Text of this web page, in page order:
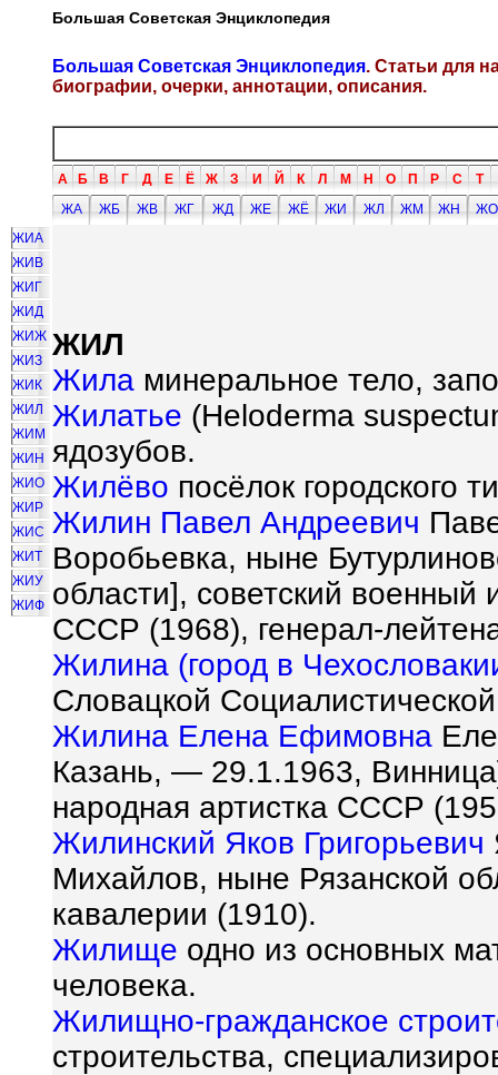
Большая Советская Энциклопедия
Большая Советская Энциклопедия. Статьи для
биографии, очерки, аннотации, описания.
А Б В Г Д Е Ё Ж З И Й К Л М Н О П Р С Т
ЖА
ЖБ ЖВ ЖГ ЖД ЖЕ ЖЁ ЖИ ЖЛ ЖМ ЖН
ЖО
ЖИА
ЖИВ
ЖИГ
ЖИД
ЖИЖ
ЖИЗ
ЖИК
ЖИЛ
ЖИМ
ЖИН
ЖИО
ЖИР
ЖИС
ЖИТ
ЖИУ
ЖИФ
ЖИЛ
Жила минеральное тело,
Жилатье (Heloderma
ядозубов.
Жилёво посёлок городского
Жилин Павел Андреевич
Воробьевка, ныне
области], советский военный
СССР (1968), генерал-
Жилина (город в
Словацкой
Жилина Елена Ефимовна
Казань, — 29.1.1963,
народная артистка СССР
Жилинский Яков Григорьевич
Михайлов, ныне Рязанской
кавалерии (1910).
Жилище одно из основных
человека.
Жилищно-гражданское
строительства,